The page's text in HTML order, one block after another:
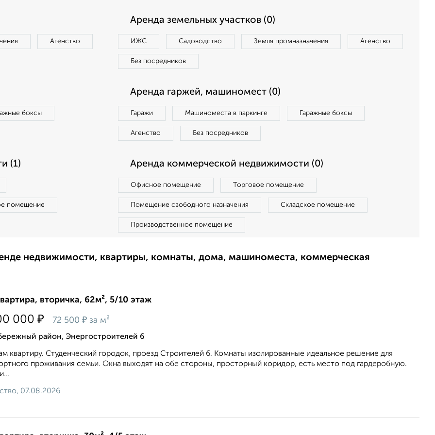
Агенство
Аренда земельных участков (0)
ИЖС Садоводство Земля промназначения Агенство
Без посредников
боксы
Аренда гаржей, машиномест (0)
Гаражи Машиноместа в паркинге Гаражные боксы
Агенство Без посредников
(1)
помещение
Аренда коммерческой недвижимости (0)
Офисное помещение Торговое помещение
Помещение свободного назначения Складское помещение
Производственное помещение
недвижимости, квартиры, комнаты, дома, машиноместа, коммерческая
вторичка, 62м², 5/10 этаж
000 ₽ 72 500 ₽ за м²
район, Энергостроителей 6
квартиру. Студенческий городок, проезд Строителей 6. Комнаты изолированные идеальное решение для
проживания семьи. Окна выходят на обе стороны, просторный коридор, есть место под гардеробную.
07.08.2026